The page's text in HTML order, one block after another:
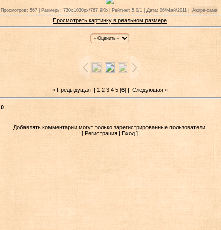
Просмотров: 567 | Размеры: 730x1030px/767.9Kb | Рейтинг: 5.0/1 | Дата: 06/Май/2011 | Акира-сама
Просмотреть картинку в реальном размере
« Предыдущая| 1 2 3 4 5[6] | Следующая »
0
Добавлять комментарии могут только зарегистрированные пользователи.
[ Регистрация Вход ]